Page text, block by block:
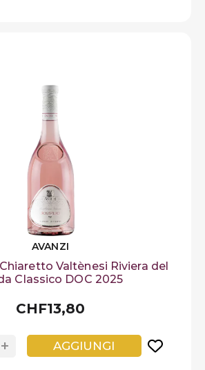
AVANZI
Valtènesi Riviera del
Classico DOC 2025
CHF13,80
+ AGGIUNGI